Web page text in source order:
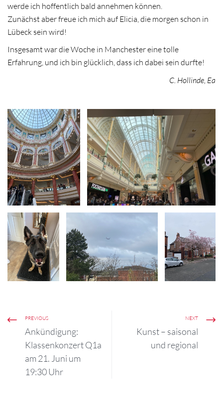
werde ich hoffentlich bald annehmen können.
Zunächst aber freue ich mich auf Elicia, die morgen schon in
Lübeck sein wird!
Insgesamt war die Woche in Manchester eine tolle
Erfahrung, und ich bin glücklich, dass ich dabei sein durfte!
C. Hollinde, Ea
PREVIOUS
Ankündigung:
Klassenkonzert Q1a
am 21. Juni um
19:30 Uhr
NEXT
Kunst – saisonal
und regional